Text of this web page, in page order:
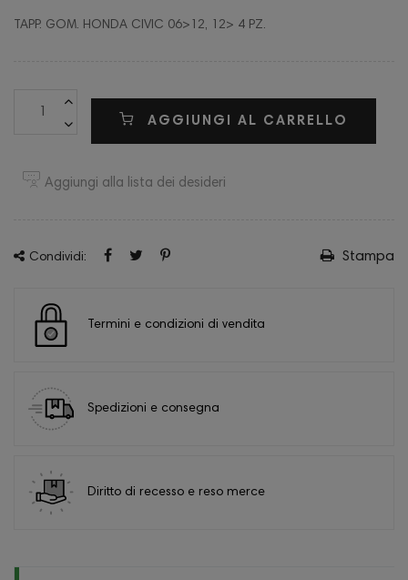
TAPP. GOM. HONDA CIVIC 06>12, 12> 4 PZ.
AGGIUNGI AL CARRELLO
Aggiungi alla lista dei desideri
Condividi: Stampa
Termini e condizioni di vendita
Spedizioni e consegna
Diritto di recesso e reso merce